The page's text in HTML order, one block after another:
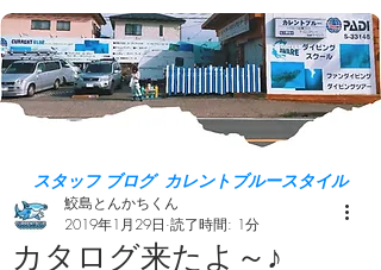
スタッフ ブログ カレントブルースタイル
カタログ来たよ～♪
鮫島とんかちくん
2019年1月29日 読了時間: 1分